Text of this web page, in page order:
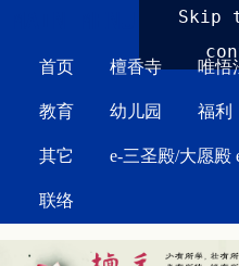
Skip
首页 檀香寺 唯悟
教育 幼儿园 福利
其它 e-三圣殿/大愿殿
联络